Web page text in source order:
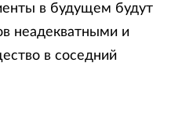
в будущем будут
неадекватными и
в соседний